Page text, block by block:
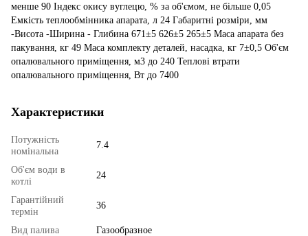
менше 90 Індекс окису вуглецю, % за об'ємом, не більше 0,05
Емкість теплообмінника апарата, л 24 Габаритні розміри, мм
-Висота -Ширина - Глибина 671±5 626±5 265±5 Маса апарата без
пакування, кг 49 Маса комплекту деталей, насадка, кг 7±0,5 Об'єм
опалювального приміщення, м3 до 240 Теплові втрати
опалювального приміщення, Вт до 7400
Характеристики
Потужність
номінальна
7.4
Об'єм води в
котлі
24
Гарантійний
термін
36
Вид палива
Газообразное